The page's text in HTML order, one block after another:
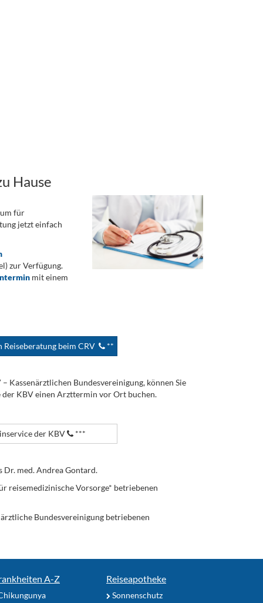
Hause
für
jetzt einfach
zur Verfügung.
mit einem
Reiseberatung beim CRV **
Kassenärztlichen Bundesvereinigung, können Sie
der KBV einen Arzttermin vor Ort buchen.
der KBV ***
med. Andrea Gontard.
reisemedizinische Vorsorge* betriebenen
Bundesvereinigung betriebenen
A-Z Reiseapotheke
Sonnenschutz